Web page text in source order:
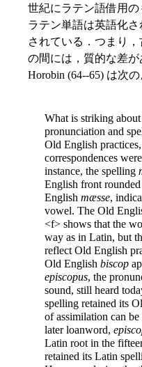
世紀にラテン語借用の
ラテン単語は英語化
されている．つまり
の間には，質的な差が
Horobin (64--65) は次
What is striking
pronunciation and
Old English
correspondences
instance, the spelling
English front
English mæsse,
vowel. The Old
<f> shows that the
way as in Latin, but
reflect Old English
Old English biscop
episcopus, the
sound, still heard
spelling retained its
of assimilation can
later loanword,
Latin root in the
retained its Latin